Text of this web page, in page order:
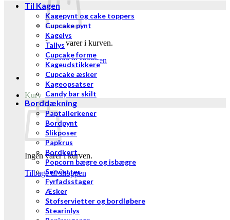
Ingen varer i kurven.
Tilbage til shoppen
Kurv
Ingen varer i kurven.
Tilbage til shoppen
Til Kagen
Kagepynt og cake toppers
Cupcake pynt
Kagelys
Tallys
Cupcake forme
Kageudstikkere
Cupcake æsker
Kageopsatser
Candy bar skilt
Borddækning
Paptallerkener
Bordpynt
Slikposer
Papkrus
Bordkort
Popcorn bægre og isbægre
Servietter
Fyrfadsstager
Æsker
Stofservietter og bordløbere
Stearinlys